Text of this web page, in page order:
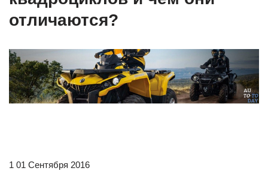
отличаются?
1 01 Сентября 2016